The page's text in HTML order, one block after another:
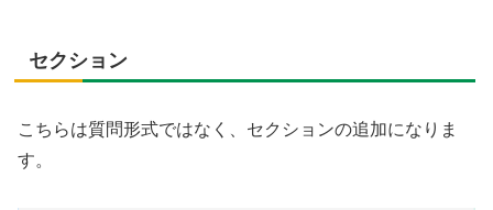
セクション
こちらは質問形式ではなく、セクションの追加になりま
す。